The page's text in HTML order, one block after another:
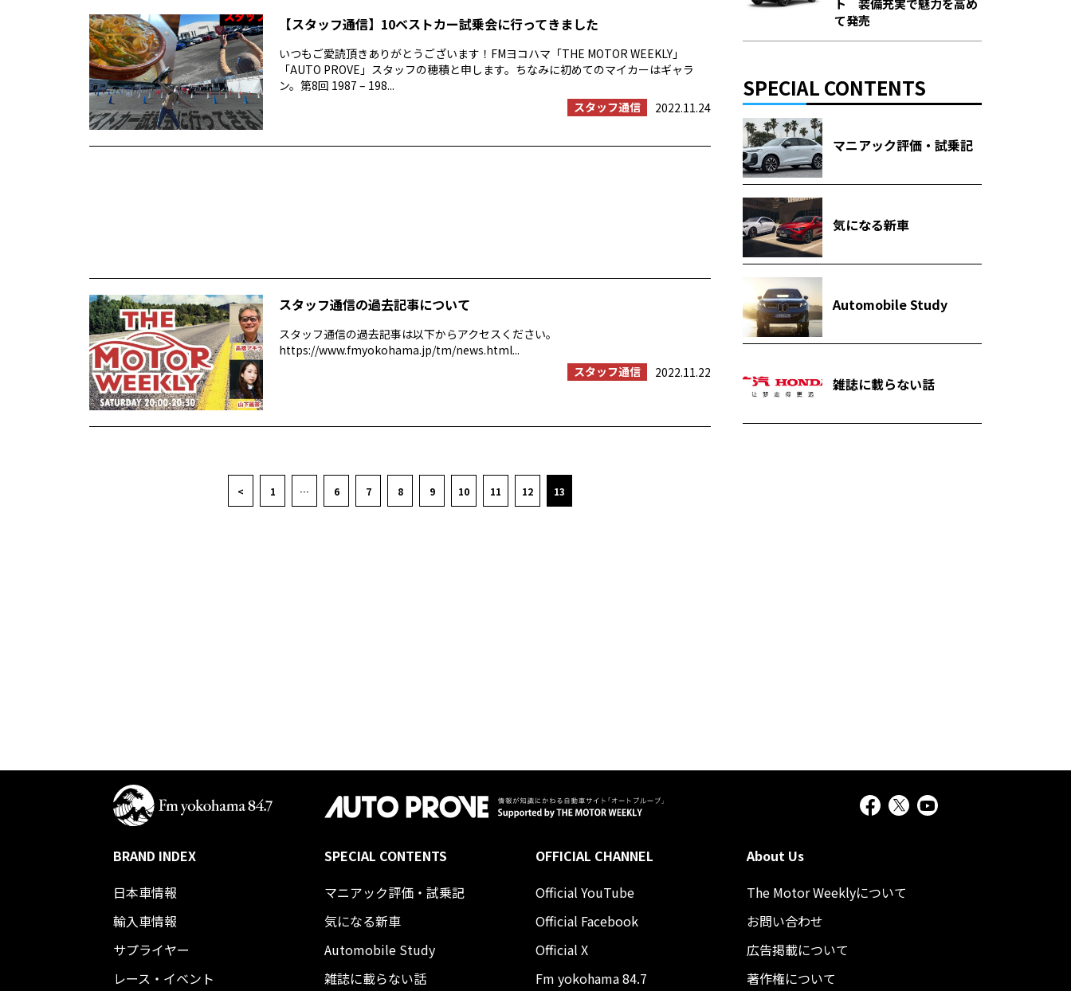
【スタッフ通信】10ベストカー試乗会に行ってきました
いつもご愛読頂きありがとうございます！FMヨコハマ「THE MOTOR WEEKLY」
「AUTO PROVE」スタッフの穂積と申します。ちなみに初めてのマイカーはギャラ
ン。第8回 1987 – 198...
スタッフ通信
2022.11.24
スタッフ通信の過去記事について
スタッフ通信の過去記事は以下からアクセスください。
https://www.fmyokohama.jp/tm/news.html...
スタッフ通信
2022.11.22
< 1 … 6 7 8 9 10 11 12 13
ト 装備充実で魅力を高め
て発売
SPECIAL CONTENTS
マニアック評価・試乗記
気になる新車
Automobile Study
雑誌に載らない話
BRAND INDEX
日本車情報​
輸入車情報
サプライヤー
レース・イベント
SPECIAL CONTENTS
マニアック評価・試乗記
気になる新車
Automobile Study
雑誌に載らない話
OFFICIAL CHANNEL
Official YouTube
Official Facebook
Official X
Fm yokohama 84.7
About Us
The Motor Weeklyについて
お問い合わせ
広告掲載について
著作権について